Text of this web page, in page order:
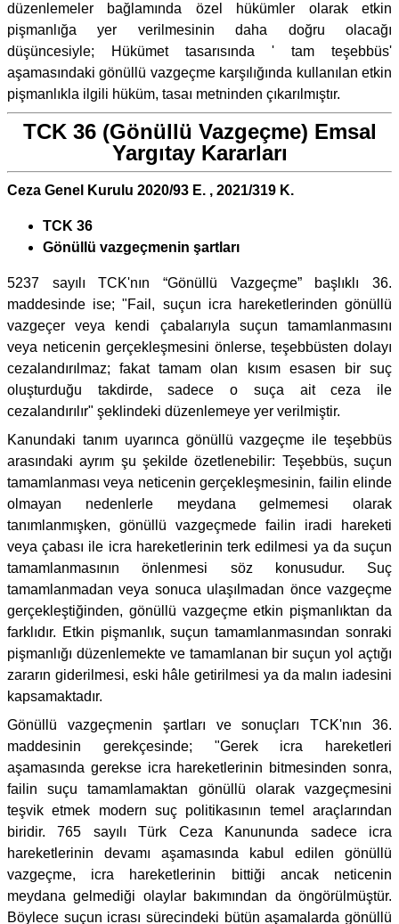
düzenlemeler bağlamında özel hükümler olarak etkin
pişmanlığa yer verilmesinin daha doğru olacağı
düşüncesiyle; Hükümet tasarısında ' tam teşebbüs'
aşamasındaki gönüllü vazgeçme karşılığında kullanılan etkin
pişmanlıkla ilgili hüküm, tasaı metninden çıkarılmıştır.
TCK 36 (Gönüllü Vazgeçme) Emsal
Yargıtay Kararları
Ceza Genel Kurulu 2020/93 E. , 2021/319 K.
TCK 36
Gönüllü vazgeçmenin şartları
5237 sayılı TCK'nın “Gönüllü Vazgeçme” başlıklı 36.
maddesinde ise; "Fail, suçun icra hareketlerinden gönüllü
vazgeçer veya kendi çabalarıyla suçun tamamlanmasını
veya neticenin gerçekleşmesini önlerse, teşebbüsten dolayı
cezalandırılmaz; fakat tamam olan kısım esasen bir suç
oluşturduğu takdirde, sadece o suça ait ceza ile
cezalandırılır" şeklindeki düzenlemeye yer verilmiştir.
Kanundaki tanım uyarınca gönüllü vazgeçme ile teşebbüs
arasındaki ayrım şu şekilde özetlenebilir: Teşebbüs, suçun
tamamlanması veya neticenin gerçekleşmesinin, failin elinde
olmayan nedenlerle meydana gelmemesi olarak
tanımlanmışken, gönüllü vazgeçmede failin iradi hareketi
veya çabası ile icra hareketlerinin terk edilmesi ya da suçun
tamamlanmasının önlenmesi söz konusudur. Suç
tamamlanmadan veya sonuca ulaşılmadan önce vazgeçme
gerçekleştiğinden, gönüllü vazgeçme etkin pişmanlıktan da
farklıdır. Etkin pişmanlık, suçun tamamlanmasından sonraki
pişmanlığı düzenlemekte ve tamamlanan bir suçun yol açtığı
zararın giderilmesi, eski hâle getirilmesi ya da malın iadesini
kapsamaktadır.
Gönüllü vazgeçmenin şartları ve sonuçları TCK'nın 36.
maddesinin gerekçesinde; "Gerek icra hareketleri
aşamasında gerekse icra hareketlerinin bitmesinden sonra,
failin suçu tamamlamaktan gönüllü olarak vazgeçmesini
teşvik etmek modern suç politikasının temel araçlarından
biridir. 765 sayılı Türk Ceza Kanununda sadece icra
hareketlerinin devamı aşamasında kabul edilen gönüllü
vazgeçme, icra hareketlerinin bittiği ancak neticenin
meydana gelmediği olaylar bakımından da öngörülmüştür.
Böylece suçun icrası sürecindeki bütün aşamalarda gönüllü